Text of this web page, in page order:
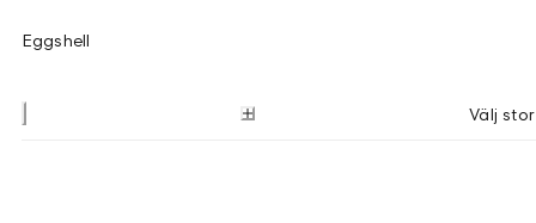
Eggshell
Välj